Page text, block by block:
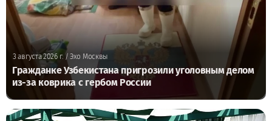
3 августа 2026 г./ Эхо Москвы
Гражданке Узбекистана пригрозили уголовным делом
из-за коврика с гербом России